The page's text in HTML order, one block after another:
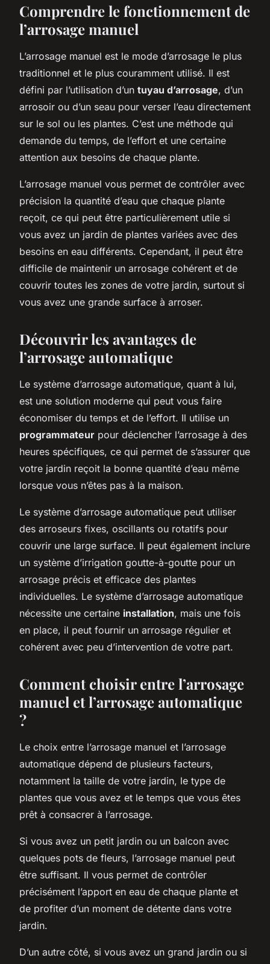
Comprendre le fonctionnement de
l’arrosage manuel
L’arrosage manuel est le mode d’arrosage le plus
traditionnel et le plus couramment utilisé. Il est
défini par l’utilisation d’un tuyau d’arrosage, d’un
arrosoir ou d’un seau pour verser l’eau directement
sur le sol ou les plantes. C’est une méthode qui
demande du temps, de l’effort et une certaine
attention aux besoins de chaque plante.
L’arrosage manuel vous permet de contrôler avec
précision la quantité d’eau que chaque plante
reçoit, ce qui peut être particulièrement utile si
vous avez un jardin de plantes variées avec des
besoins en eau différents. Cependant, il peut être
difficile de maintenir un arrosage cohérent et de
couvrir toutes les zones de votre jardin, surtout si
vous avez une grande surface à arroser.
Découvrir les avantages de
l’arrosage automatique
Le système d’arrosage automatique, quant à lui,
est une solution moderne qui peut vous faire
économiser du temps et de l’effort. Il utilise un
programmateur pour déclencher l’arrosage à des
heures spécifiques, ce qui permet de s’assurer que
votre jardin reçoit la bonne quantité d’eau même
lorsque vous n’êtes pas à la maison.
Le système d’arrosage automatique peut utiliser
des arroseurs fixes, oscillants ou rotatifs pour
couvrir une large surface. Il peut également inclure
un système d’irrigation goutte-à-goutte pour un
arrosage précis et efficace des plantes
individuelles. Le système d’arrosage automatique
nécessite une certaine installation, mais une fois
en place, il peut fournir un arrosage régulier et
cohérent avec peu d’intervention de votre part.
Comment choisir entre l’arrosage
manuel et l’arrosage automatique
?
Le choix entre l’arrosage manuel et l’arrosage
automatique dépend de plusieurs facteurs,
notamment la taille de votre jardin, le type de
plantes que vous avez et le temps que vous êtes
prêt à consacrer à l’arrosage.
Si vous avez un petit jardin ou un balcon avec
quelques pots de fleurs, l’arrosage manuel peut
être suffisant. Il vous permet de contrôler
précisément l’apport en eau de chaque plante et
de profiter d’un moment de détente dans votre
jardin.
D’un autre côté, si vous avez un grand jardin ou si